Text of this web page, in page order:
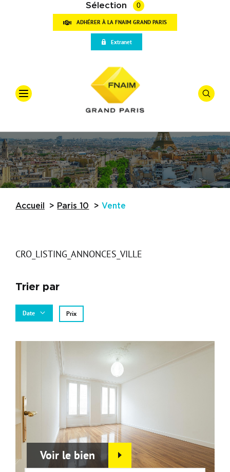
Qui sommes-nous
Partenaires
Actualités
Sélection 0
ADHÉRER À LA FNAIM GRAND PARIS
Extranet
Accueil Paris 10 Vente
CRO_LISTING_ANNONCES_VILLE
Trier par
Date Prix
Voir le bien
Offre
Vente
Types